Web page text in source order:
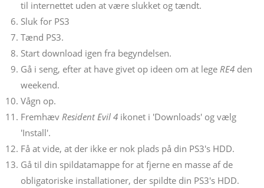
til internettet uden at være slukket og tændt.
Sluk for PS3
Tænd PS3.
Start download igen fra begyndelsen.
Gå i seng, efter at have givet op ideen om at lege RE4 den
weekend.
Vågn op.
Fremhæv Resident Evil 4 ikonet i 'Downloads' og vælg
'Install'.
Få at vide, at der ikke er nok plads på din PS3's HDD.
Gå til din spildatamappe for at fjerne en masse af de
obligatoriske installationer, der spildte din PS3's HDD.